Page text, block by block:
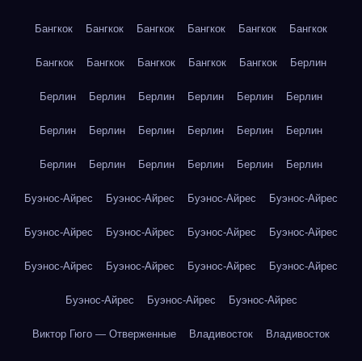
Бангкок Бангкок Бангкок Бангкок Бангкок Бангкок
Бангкок Бангкок Бангкок Бангкок Бангкок Берлин
Берлин Берлин Берлин Берлин Берлин Берлин
Берлин Берлин Берлин Берлин Берлин Берлин
Берлин Берлин Берлин Берлин Берлин Берлин
Буэнос-Айрес Буэнос-Айрес Буэнос-Айрес Буэнос-Айрес
Буэнос-Айрес Буэнос-Айрес Буэнос-Айрес Буэнос-Айрес
Буэнос-Айрес Буэнос-Айрес Буэнос-Айрес Буэнос-Айрес
Буэнос-Айрес Буэнос-Айрес Буэнос-Айрес
Виктор Гюго — Отверженные Владивосток Владивосток